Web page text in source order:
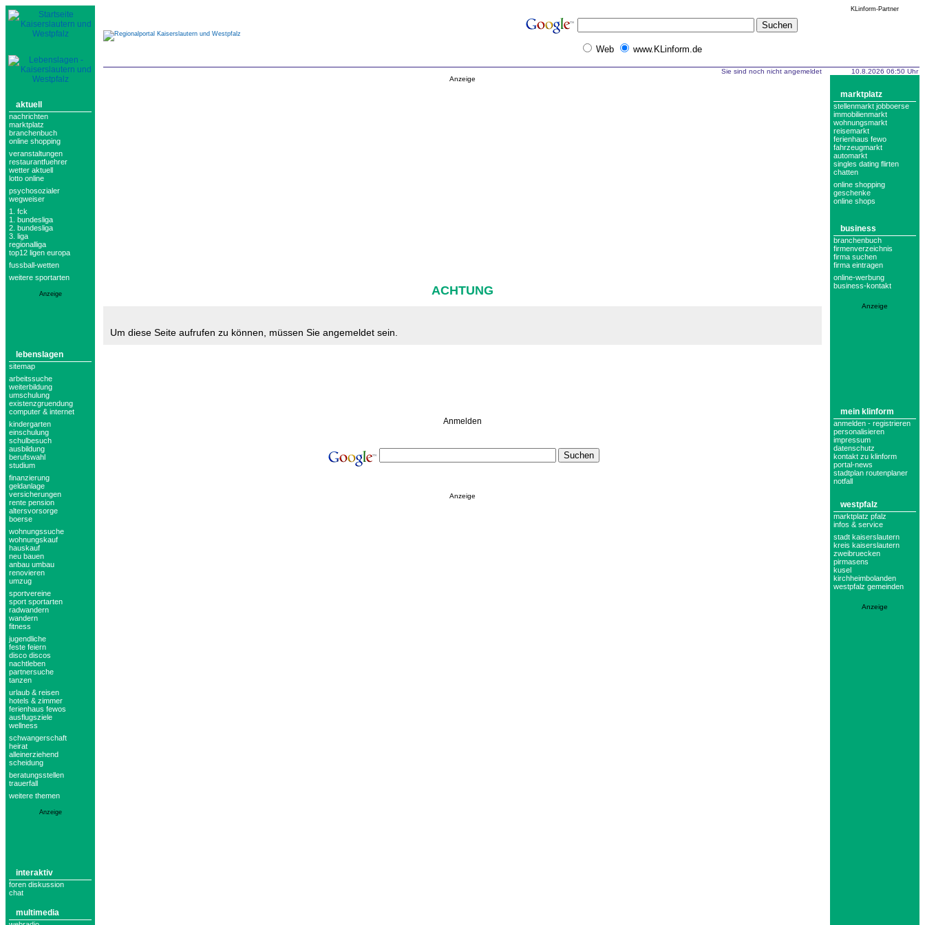
aktuell
nachrichten
marktplatz
branchenbuch
online shopping
veranstaltungen
restaurantfuehrer
wetter aktuell
lotto online
psychosozialer
wegweiser
1. fck
1. bundesliga
2. bundesliga
3. liga
regionalliga
top12 ligen europa
fussball-wetten
weitere sportarten
Anzeige
lebenslagen
sitemap
arbeitssuche
weiterbildung
umschulung
existenzgruendung
computer & internet
kindergarten
einschulung
schulbesuch
ausbildung
berufswahl
studium
finanzierung
geldanlage
versicherungen
rente pension
altersvorsorge
boerse
wohnungssuche
wohnungskauf
hauskauf
neu bauen
anbau umbau
renovieren
umzug
sportvereine
sport sportarten
radwandern
wandern
fitness
jugendliche
feste feiern
disco discos
nachtleben
partnersuche
tanzen
urlaub & reisen
hotels & zimmer
ferienhaus fewos
ausflugsziele
wellness
schwangerschaft
heirat
alleinerziehend
scheidung
beratungsstellen
trauerfall
weitere themen
Anzeige
interaktiv
foren diskussion
chat
multimedia
KLinform-Partner
Web www.KLinform.de
Sie sind noch nicht angemeldet
Anzeige
ACHTUNG
Um diese Seite aufrufen zu können, müssen Sie angemeldet sein.
Anmelden
Anzeige
10.8.2026 06:50 Uhr
marktplatz
stellenmarkt jobboerse
immobilienmarkt
wohnungsmarkt
reisemarkt
ferienhaus fewo
fahrzeugmarkt
automarkt
singles dating flirten
chatten
online shopping
geschenke
online shops
business
branchenbuch
firmenverzeichnis
firma suchen
firma eintragen
online-werbung
business-kontakt
Anzeige
mein klinform
anmelden - registrieren
personalisieren
impressum
datenschutz
kontakt zu klinform
portal-news
stadtplan routenplaner
notfall
westpfalz
marktplatz pfalz
infos & service
stadt kaiserslautern
kreis kaiserslautern
zweibruecken
pirmasens
kusel
kirchheimbolanden
westpfalz gemeinden
Anzeige